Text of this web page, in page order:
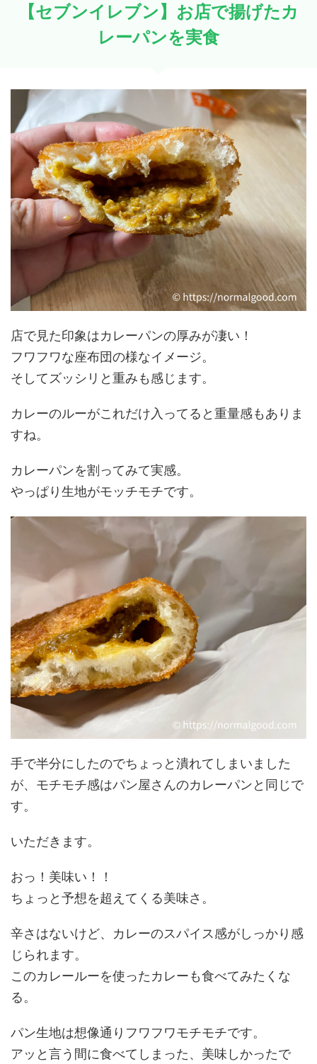
【セブンイレブン】お店で揚げたカ
レーパンを実食
店で見た印象はカレーパンの厚みが凄い！
フワフワな座布団の様なイメージ。
そしてズッシリと重みも感じます。
カレーのルーがこれだけ入ってると重量感もありま
すね。
カレーパンを割ってみて実感。
やっぱり生地がモッチモチです。
手で半分にしたのでちょっと潰れてしまいました
が、モチモチ感はパン屋さんのカレーパンと同じで
す。
いただきます。
おっ！美味い！！
ちょっと予想を超えてくる美味さ。
辛さはないけど、カレーのスパイス感がしっかり感
じられます。
このカレールーを使ったカレーも食べてみたくな
る。
パン生地は想像通りフワフワモチモチです。
アッと言う間に食べてしまった、美味しかったで